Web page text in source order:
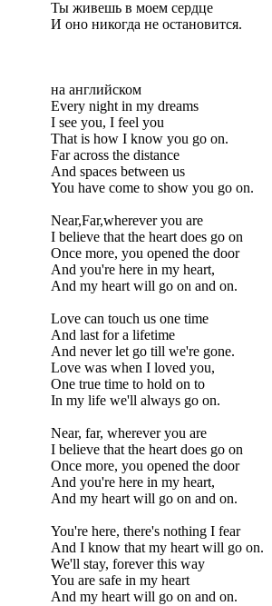
Ты живешь в моем сердце
И оно никогда не остановится.
на английском
Every night in my dreams
I see you, I feel you
That is how I know you go on.
Far across the distance
And spaces between us
You have come to show you go on.
Near,Far,wherever you are
I believe that the heart does go on
Once more, you opened the door
And you're here in my heart,
And my heart will go on and on.
Love can touch us one time
And last for a lifetime
And never let go till we're gone.
Love was when I loved you,
One true time to hold on to
In my life we'll always go on.
Near, far, wherever you are
I believe that the heart does go on
Once more, you opened the door
And you're here in my heart,
And my heart will go on and on.
You're here, there's nothing I fear
And I know that my heart will go on.
We'll stay, forever this way
You are safe in my heart
And my heart will go on and on.